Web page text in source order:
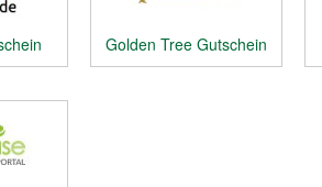
Golden Tree Gutschein